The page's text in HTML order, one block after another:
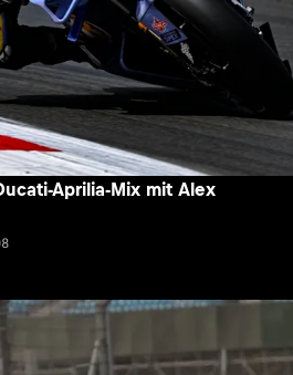
Aprilia-Mix mit Alex